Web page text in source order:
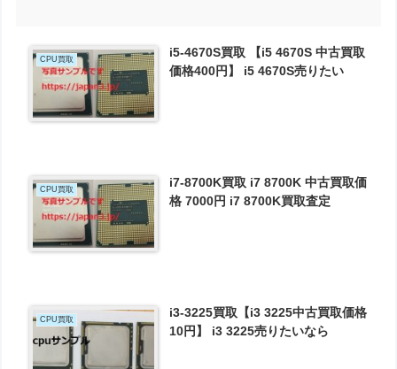
CPU買取
i5-4670S買取 【i5 4670S 中古買取
価格400円】 i5 4670S売りたい
CPU買取
i7-8700K買取 i7 8700K 中古買取価
格 7000円 i7 8700K買取査定
CPU買取
i3-3225買取【i3 3225中古買取価格
10円】 i3 3225売りたいなら